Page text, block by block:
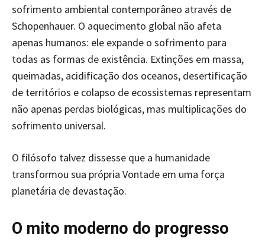
sofrimento ambiental contemporâneo através de
Schopenhauer. O aquecimento global não afeta
apenas humanos: ele expande o sofrimento para
todas as formas de existência. Extinções em massa,
queimadas, acidificação dos oceanos, desertificação
de territórios e colapso de ecossistemas representam
não apenas perdas biológicas, mas multiplicações do
sofrimento universal.
O filósofo talvez dissesse que a humanidade
transformou sua própria Vontade em uma força
planetária de devastação.
O mito moderno do progresso